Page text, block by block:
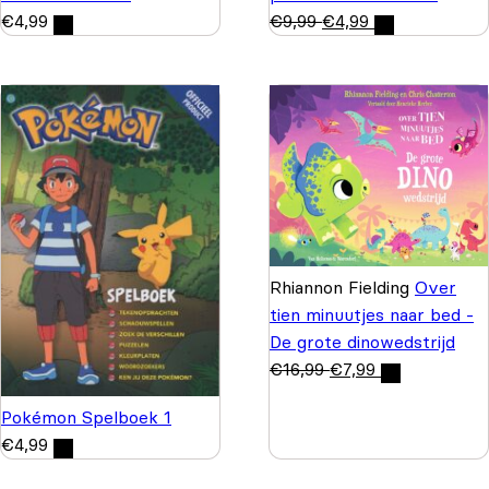
€4,99
€9,99 €4,99
Pokémon Spelboek 1
€4,99
Rhiannon Fielding Over
tien minuutjes naar bed -
De grote dinowedstrijd
€16,99 €7,99